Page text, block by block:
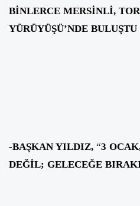
BİNLERCE MERSİNLİ,
YÜRÜYÜŞÜ’NDE BULUŞTU
-BAŞKAN YILDIZ, “3
DEĞİL; GELECEĞE